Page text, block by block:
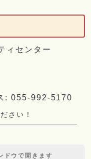
ィセンター
: 055-992-5170
さい！
ドウで開きます